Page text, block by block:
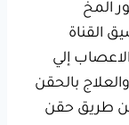
المخ
القناة
إلي
بالحقن
طريق حقن